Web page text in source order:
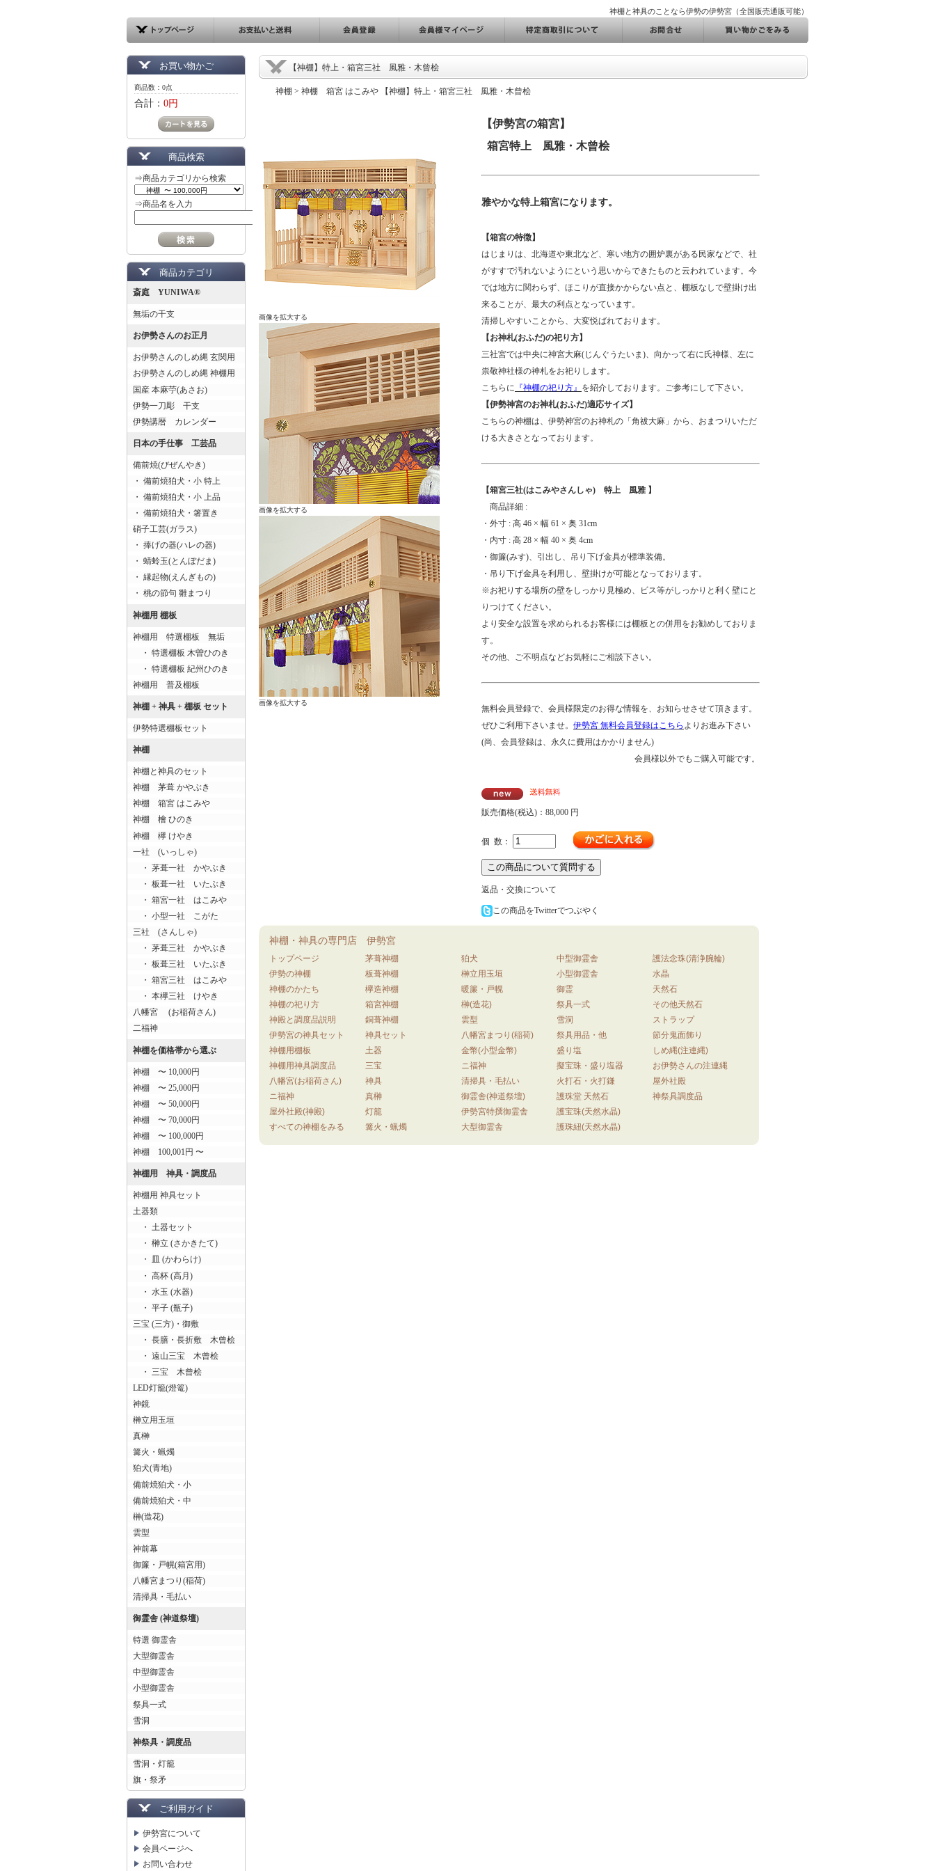
神棚と神具のことなら伊勢の伊勢宮（全国販売通販可能）
お買い物かご
商品数：0点
合計： 0円
商品検索
⇒商品カテゴリから検索
⇒商品名を入力
商品カテゴリ
斎庭 YUNIWA®
無垢の干支
お伊勢さんのお正月
お伊勢さんのしめ縄 玄関用
お伊勢さんのしめ縄 神棚用
国産 本麻苧(あさお)
伊勢一刀彫 干支
伊勢講暦 カレンダー
日本の手仕事 工芸品
備前焼(びぜんやき)
・ 備前焼狛犬・小 特上
・ 備前焼狛犬・小 上品
・ 備前焼狛犬・箸置き
硝子工芸(ガラス)
・ 捧げの器(ハレの器)
・ 蜻蛉玉(とんぼだま)
・ 縁起物(えんぎもの)
・ 桃の節句 雛まつり
神棚用 棚板
神棚用 特選棚板 無垢
・ 特選棚板 木曽ひのき
・ 特選棚板 紀州ひのき
神棚用 普及棚板
神棚 + 神具 + 棚板 セット
伊勢特選棚板セット
神棚
神棚と神具のセット
神棚 茅葺 かやぶき
神棚 箱宮 はこみや
神棚 檜 ひのき
神棚 欅 けやき
一社 (いっしゃ)
・ 茅葺一社 かやぶき
・ 板葺一社 いたぶき
・ 箱宮一社 はこみや
・ 小型一社 こがた
三社 (さんしゃ)
・ 茅葺三社 かやぶき
・ 板葺三社 いたぶき
・ 箱宮三社 はこみや
・ 本欅三社 けやき
八幡宮 (お稲荷さん)
二福神
神棚を価格帯から選ぶ
神棚 〜 10,000円
神棚 〜 25,000円
神棚 〜 50,000円
神棚 〜 70,000円
神棚 〜 100,000円
神棚 100,001円 〜
神棚用 神具・調度品
神棚用 神具セット
土器類
・ 土器セット
・ 榊立 (さかきたて)
・ 皿 (かわらけ)
・ 高杯 (高月)
・ 水玉 (水器)
・ 平子 (瓶子)
三宝 (三方)・御敷
・ 長膳・長折敷 木曾桧
・ 遠山三宝 木曾桧
・ 三宝 木曾桧
LED灯籠(燈篭)
神鏡
榊立用玉垣
真榊
篝火・蝋燭
狛犬(青地)
備前焼狛犬・小
備前焼狛犬・中
榊(造花)
雲型
神前幕
御簾・戸幌(箱宮用)
八幡宮まつり(稲荷)
清掃具・毛払い
御霊舎 (神道祭壇)
特選 御霊舎
大型御霊舎
中型御霊舎
小型御霊舎
祭具一式
雪洞
神祭具・調度品
雪洞・灯籠
旗・祭矛
ご利用ガイド
伊勢宮について
会員ページへ
お問い合わせ
【神棚】特上・箱宮三社 風雅・木曾桧
神棚 >神棚 箱宮 はこみや 【神棚】特上・箱宮三社 風雅・木曾桧
画像を拡大する
画像を拡大する
画像を拡大する
【伊勢宮の箱宮】
箱宮特上 風雅・木曾桧
雅やかな特上箱宮になります。
【箱宮の特徴】
はじまりは、北海道や東北など、寒い地方の囲炉裏がある民家などで、社
がすすで汚れないようにという思いからできたものと云われています。今
では地方に関わらず、ほこりが直接かからない点と、棚板なしで壁掛け出
来ることが、最大の利点となっています。
清掃しやすいことから、大変悦ばれております。
【お神札(おふだ)の祀り方】
三社宮では中央に神宮大麻(じんぐうたいま)、向かって右に氏神様、左に
祟敬神社様の神札をお祀りします。
こちらに 『神棚の祀り方』 を紹介しております。ご参考にして下さい。
【伊勢神宮のお神札(おふだ)適応サイズ】
こちらの神棚は、伊勢神宮のお神札の「角祓大麻」から、おまつりいただ
ける大きさとなっております。
【箱宮三社(はこみやさんしゃ) 特上 風雅 】
商品詳細 :
・外寸 : 高 46 × 幅 61 × 奥 31cm
・内寸 : 高 28 × 幅 40 × 奥 4cm
・御簾(みす)、引出し、吊り下げ金具が標準装備。
・吊り下げ金具を利用し、壁掛けが可能となっております。
※お祀りする場所の壁をしっかり見極め、ビス等がしっかりと利く壁にと
りつけてください。
より安全な設置を求められるお客様には棚板との併用をお勧めしておりま
す。
その他、ご不明点などお気軽にご相談下さい。
無料会員登録で、会員様限定のお得な情報を、お知らせさせて頂きます。
ぜひご利用下さいませ。 伊勢宮 無料会員登録はこちら よりお進み下さい
(尚、会員登録は、永久に費用はかかりません)
会員様以外でもご購入可能です。
販売価格(税込)： 88,000 円
個 数：
返品・交換について
この商品をTwitterでつぶやく
神棚・神具の専門店 伊勢宮
トップページ
伊勢の神棚
神棚のかたち
神棚の祀り方
神殿と調度品説明
伊勢宮の神具セット
神棚用棚板
神棚用神具調度品
八幡宮(お稲荷さん)
ニ福神
屋外社殿(神殿)
すべての神棚をみる
茅葺神棚
板葺神棚
欅造神棚
箱宮神棚
銅葺神棚
神具セット
土器
三宝
神具
真榊
灯籠
篝火・蝋燭
狛犬
榊立用玉垣
暖簾・戸幌
榊(造花)
雲型
八幡宮まつり(稲荷)
金幣(小型金幣)
ニ福神
清掃具・毛払い
御霊舎(神道祭壇)
伊勢宮特撰御霊舎
大型御霊舎
中型御霊舎
小型御霊舎
御霊
祭具一式
雪洞
祭具用品・他
盛り塩
擬宝珠・盛り塩器
火打石・火打鎌
護珠堂 天然石
護宝珠(天然水晶)
護珠紐(天然水晶)
護法念珠(清浄腕輪)
水晶
天然石
その他天然石
ストラップ
節分鬼面飾り
しめ縄(注連縄)
お伊勢さんの注連縄
屋外社殿
神祭具調度品